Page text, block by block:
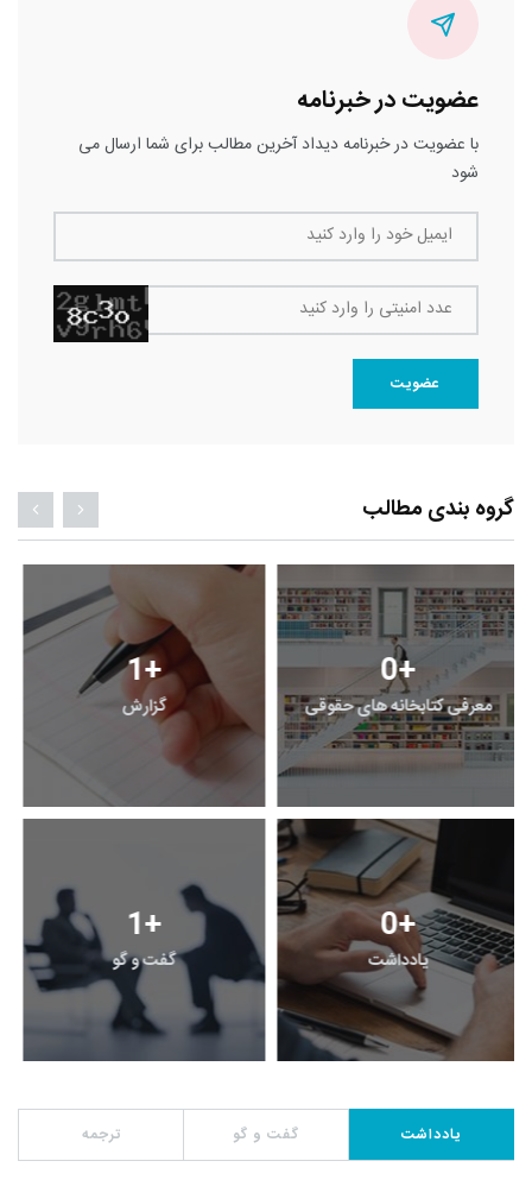
عضویت در خبرنامه
با عضویت در خبرنامه دیداد آخرین مطالب برای شما ارسال می
شود
ایمیل خود را وارد کنید
عدد امنیتی را وارد کنید
عضویت
گروه بندی مطالب
1+
گزارش
0+
معرفی کتابخانه های حقوقی
1+
گفت و گو
0+
یادداشت
یادداشت گفت و گو ترجمه